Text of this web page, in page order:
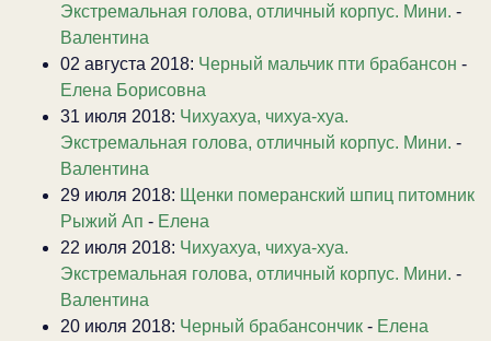
Экстремальная голова, отличный корпус. Мини. -
Валентина
02 августа 2018: Черный мальчик пти брабансон -
Елена Борисовна
31 июля 2018: Чихуахуа, чихуа-хуа.
Экстремальная голова, отличный корпус. Мини. -
Валентина
29 июля 2018: Щенки померанский шпиц питомник
Рыжий Ап - Елена
22 июля 2018: Чихуахуа, чихуа-хуа.
Экстремальная голова, отличный корпус. Мини. -
Валентина
20 июля 2018: Черный брабансончик - Елена